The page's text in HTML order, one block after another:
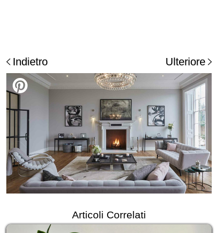
Indietro Ulteriore
Articoli Correlati